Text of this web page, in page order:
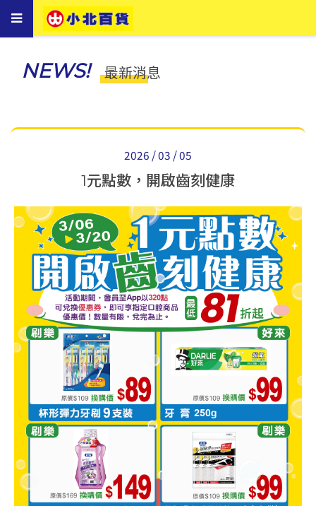
Toggle
navigation
NEWS! 最新消息
2026 / 03 / 05
1元點數，開啟齒刻健康